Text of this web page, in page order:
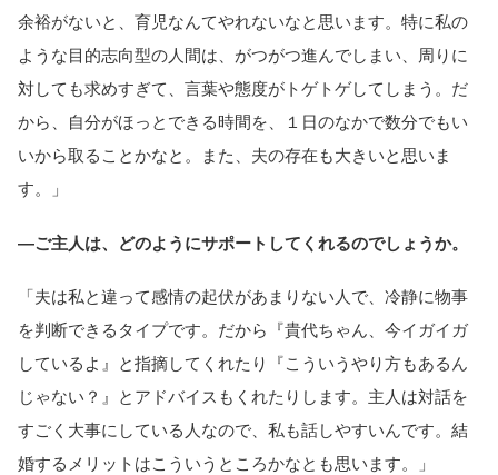
余裕がないと、育児なんてやれないなと思います。特に私の
ような目的志向型の人間は、がつがつ進んでしまい、周りに
対しても求めすぎて、言葉や態度がトゲトゲしてしまう。だ
から、自分がほっとできる時間を、１日のなかで数分でもい
いから取ることかなと。また、夫の存在も大きいと思いま
す。」
―ご主人は、どのようにサポートしてくれるのでしょうか。
「夫は私と違って感情の起伏があまりない人で、冷静に物事
を判断できるタイプです。だから『貴代ちゃん、今イガイガ
しているよ』と指摘してくれたり『こういうやり方もあるん
じゃない？』とアドバイスもくれたりします。主人は対話を
すごく大事にしている人なので、私も話しやすいんです。結
婚するメリットはこういうところかなとも思います。」